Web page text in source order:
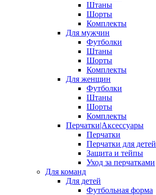
Штаны
Шорты
Комплекты
Для мужчин
Футболки
Штаны
Шорты
Комплекты
Для женщин
Футболки
Штаны
Шорты
Комплекты
Перчатки|Аксессуары
Перчатки
Перчатки для детей
Защита и тейпы
Уход за перчатками
Для команд
Для детей
Футбольная форма